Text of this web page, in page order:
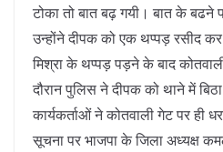
टोका तो बात बढ़ गयी। बात के बढने
उन्होंने दीपक को एक थप्पड़ रसीद
मिश्रा के थप्पड़ पड़ने के बाद
दौरान पुलिस ने दीपक को थाने में
कार्यकर्ताओं ने कोतवाली गेट पर ही
सूचना पर भाजपा के जिला अध्यक्ष